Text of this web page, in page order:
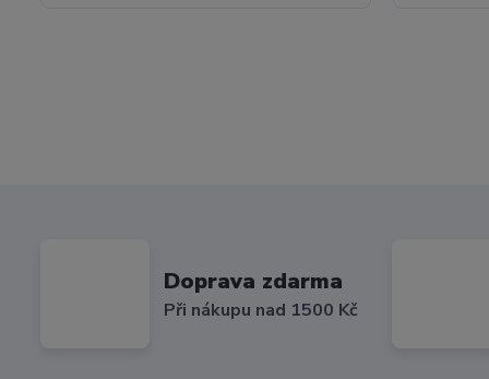
Doprava zdarma
Při nákupu nad 1500 Kč